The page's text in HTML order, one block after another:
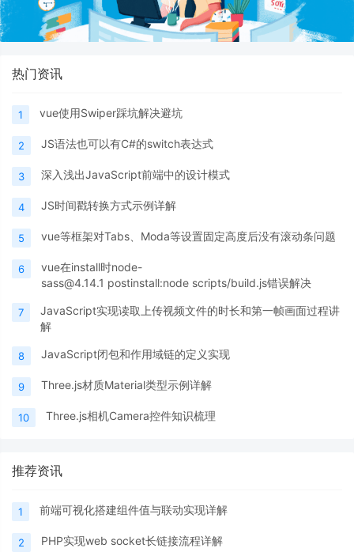
热门资讯
1 vue使用Swiper踩坑解决避坑
2 JS语法也可以有C#的switch表达式
3 深入浅出JavaScript前端中的设计模式
4 JS时间戳转换方式示例详解
5 vue等框架对Tabs、Moda等设置固定高度后没有滚动条问题
6
vue在install时node-
sass@4.14.1 postinstall:node scripts/build.js错误解决
7
JavaScript实现读取上传视频文件的时长和第一帧画面过程讲
解
8 JavaScript闭包和作用域链的定义实现
9 Three.js材质Material类型示例详解
10 Three.js相机Camera控件知识梳理
推荐资讯
1 前端可视化搭建组件值与联动实现详解
2 PHP实现web socket长链接流程详解